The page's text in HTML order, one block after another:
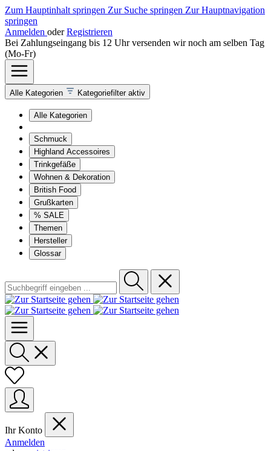
Zum Hauptinhalt springen Zur Suche springen Zur Hauptnavigation
springen
Anmelden oder Registrieren
Bei Zahlungseingang bis 12 Uhr versenden wir noch am selben Tag
(Mo-Fr)
Alle Kategorien Kategoriefilter aktiv
Alle Kategorien
Schmuck
Highland Accessoires
Trinkgefäße
Wohnen & Dekoration
British Food
Grußkarten
% SALE
Themen
Hersteller
Glossar
Ihr Konto
Anmelden